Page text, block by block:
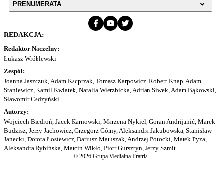
PRENUMERATA
REDAKCJA:
Redaktor Naczelny:
Łukasz Wróblewski
Zespół:
Joanna Jaszczuk, Adam Kacprzak, Tomasz Karpowicz, Robert Knap, Adam
Staniewicz, Kamil Kwiatek, Natalia Wierzbicka, Adrian Siwek, Adam Bąkowski,
Sławomir Cedzyński.
Autorzy:
Wojciech Biedroń, Jacek Karnowski, Marzena Nykiel, Goran Andrijanić, Marek
Budzisz, Jerzy Jachowicz, Grzegorz Górny, Aleksandra Jakubowska, Stanisław
Janecki, Dorota Łosiewicz, Dariusz Matuszak, Andrzej Potocki, Marek Pyza,
Aleksandra Rybińska, Marcin Wikło, Piotr Gursztyn, Jerzy Szmit.
© 2026 Grupa Medialna Fratria